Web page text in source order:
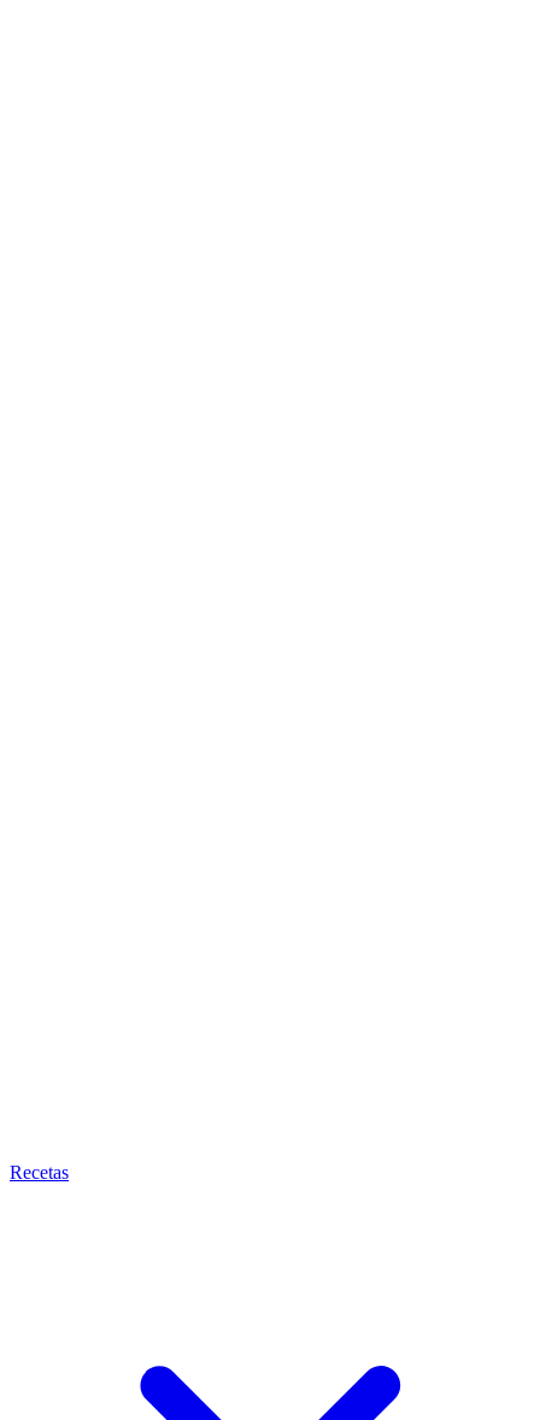
Recetas